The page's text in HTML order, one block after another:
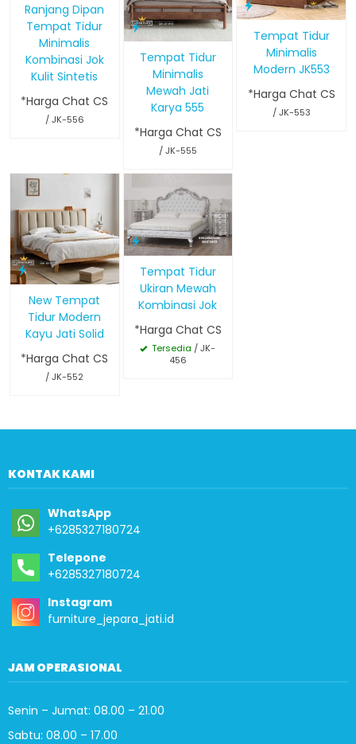
Ranjang Dipan
Tempat Tidur
Minimalis
Kombinasi Jok
Kulit Sintetis
*Harga Chat CS
/ JK-556
Tempat Tidur
Minimalis
Mewah Jati
Karya 555
*Harga Chat CS
/ JK-555
Tempat Tidur
Minimalis
Modern JK553
*Harga Chat CS
/ JK-553
New Tempat
Tidur Modern
Kayu Jati Solid
*Harga Chat CS
/ JK-552
Tempat Tidur
Ukiran Mewah
Kombinasi Jok
*Harga Chat CS
Tersedia / JK-
456
KONTAK KAMI
WhatsApp
+6285327180724
Telepone
+6285327180724
Instagram
furniture_jepara_jati.id
JAM OPERASIONAL
Senin – Jumat: 08.00 – 21.00
Sabtu: 08.00 – 17.00